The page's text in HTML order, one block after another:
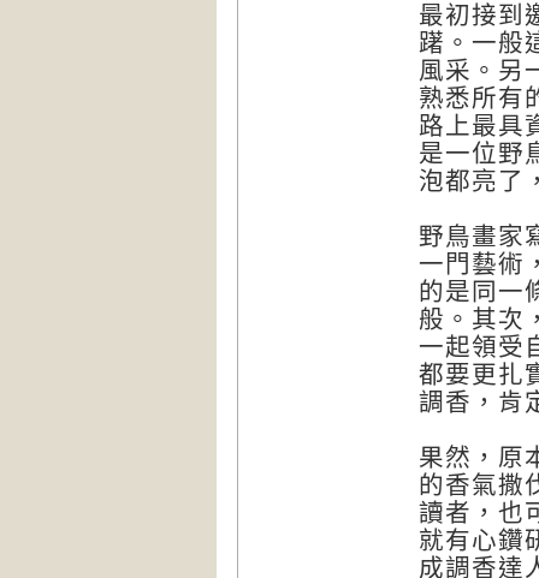
最初接到
躇。一般
風采。另
熟悉所有
路上最具
是一位野
泡都亮了
野鳥畫家
一門藝術
的是同一
般。其次
一起領受
都要更扎
調香，肯
果然，原
的香氣撒
讀者，也
就有心鑽
成調香達